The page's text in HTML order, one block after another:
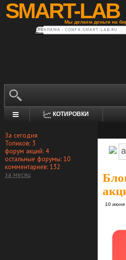
SMART-LAB
Мы делаем деньги на
РЕКЛАМА • CONFA.SMART-LAB.RU
КОТИРОВКИ
За сегодня
Топиков: 3
форум акций: 4
остальные форумы: 10
комментариев: 132
за месяц
10 июня